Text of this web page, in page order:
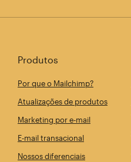
Produtos
Por que o Mailchimp?
Atualizações de produtos
Marketing por e-mail
E-mail transacional
Nossos diferenciais